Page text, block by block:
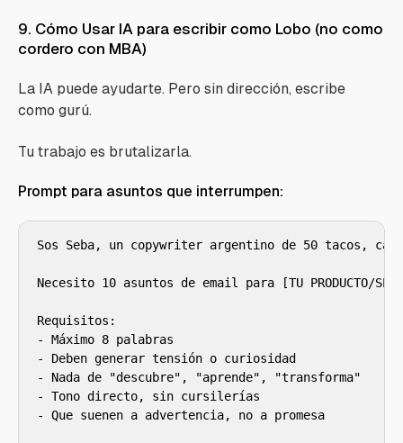
9. Cómo Usar IA para escribir como Lobo (no como
cordero con MBA)
La IA puede ayudarte. Pero sin dirección, escribe
como gurú.
Tu trabajo es brutalizarla.
Prompt para asuntos que interrumpen:
Sos Seba, un copywriter argentino de 50 tacos,
Necesito 10 asuntos de email para [TU PRODUCTO/
Requisitos:
- Máximo 8 palabras
- Deben generar tensión o curiosidad
- Nada de "descubre", "aprende", "transforma"
- Tono directo, sin cursilerías
- Que suenen a advertencia, no a promesa